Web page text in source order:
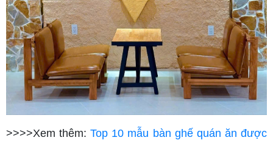
>>>>Xem thêm:Top 10 mẫu bàn ghế quán ăn được